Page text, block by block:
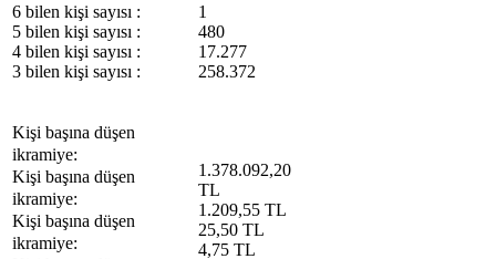
6 bilen kişi sayısı :
5 bilen kişi sayısı :
4 bilen kişi sayısı :
3 bilen kişi sayısı :
1
480
17.277
258.372
Kişi başına düşen
ikramiye:
Kişi başına düşen
ikramiye:
Kişi başına düşen
ikramiye:
1.378.092,20
TL
1.209,55 TL
25,50 TL
4,75 TL